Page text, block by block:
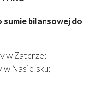
bilansowej do
w Zatorze;
w Nasielsku;